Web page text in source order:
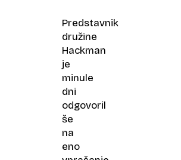
Predstavnik
družine
Hackman
je
minule
dni
odgovoril
še
na
eno